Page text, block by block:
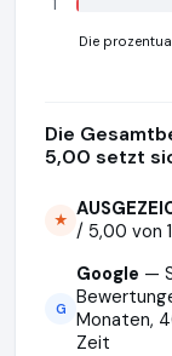
1
Die
Die
5,00 setzt
★ / 5,00 von
G
Google —
Monaten,
Zeit